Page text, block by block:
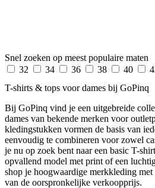
Snel zoeken op meest populaire maten
32
34 36 38 40
T-shirts & tops voor dames bij GoPinq
Bij GoPinq vind je een uitgebreide
dames van bekende merken voor
kledingstukken vormen de basis van
eenvoudig te combineren voor zowel
je nu op zoek bent naar een basic T-
opvallend model met print of een
shop je hoogwaardige merkkleding
van de oorspronkelijke verkoopprijs.